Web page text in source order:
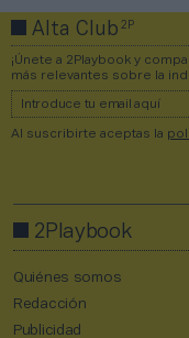
Alta Club2P
¡Únete a 2Playbook y
más relevantes sobre la
Al suscribirte aceptas la
2Playbook
Quiénes somos
Redacción
Publicidad